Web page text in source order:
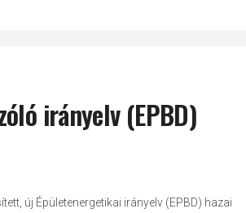
irányelv (EPBD)
új Épületenergetikai irányelv (EPBD) hazai